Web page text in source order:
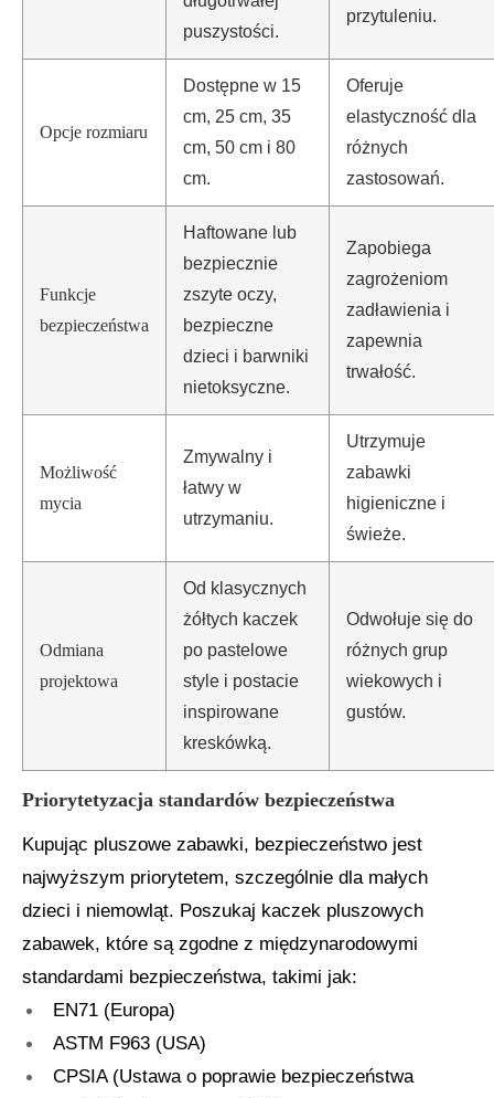
puszystości.
przytuleniu.
Opcje rozmiaru
Dostępne w 15
cm, 25 cm, 35
cm, 50 cm i 80
cm.
Oferuje
elastyczność dla
różnych
zastosowań.
Funkcje
bezpieczeństwa
Haftowane lub
bezpiecznie
zszyte oczy,
bezpieczne
dzieci i barwniki
nietoksyczne.
Zapobiega
zagrożeniom
zadławienia i
zapewnia
trwałość.
Możliwość
mycia
Zmywalny i
łatwy w
utrzymaniu.
Utrzymuje
zabawki
higieniczne i
świeże.
Odmiana
projektowa
Od klasycznych
żółtych kaczek
po pastelowe
style i postacie
inspirowane
kreskówką.
Odwołuje się do
różnych grup
wiekowych i
gustów.
Priorytetyzacja standardów bezpieczeństwa
Kupując pluszowe zabawki, bezpieczeństwo jest
najwyższym priorytetem, szczególnie dla małych
dzieci i niemowląt. Poszukaj kaczek pluszowych
zabawek, które są zgodne z międzynarodowymi
standardami bezpieczeństwa, takimi jak:
EN71 (Europa)
ASTM F963 (USA)
CPSIA (Ustawa o poprawie bezpieczeństwa